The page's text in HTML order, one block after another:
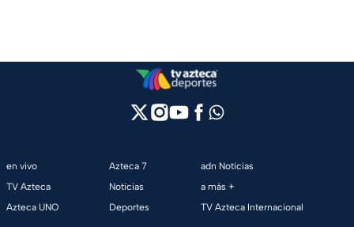
en vivo
TV Azteca
Azteca UNO
Azteca 7
Noticias
Deportes
adn Noticias
a más +
TV Azteca Internacional